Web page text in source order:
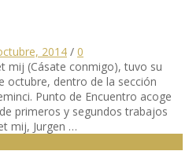
2014 / 0
mij (Cásate conmigo), tuvo su
octubre, dentro de la sección
Punto de Encuentro acoge
primeros y segundos trabajos
mij, Jurgen …